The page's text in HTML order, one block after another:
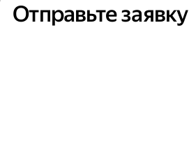
Отправьте заявку